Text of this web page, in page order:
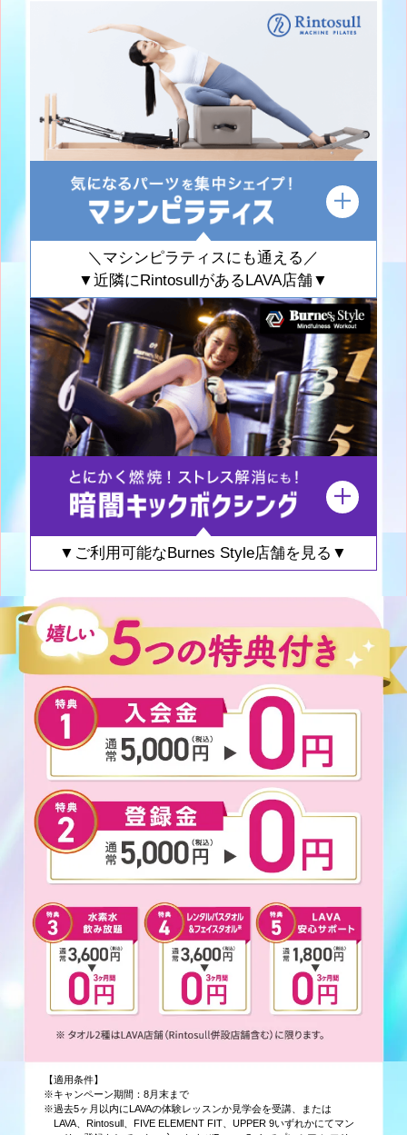
＼マシンピラティスにも通える／
▼近隣にRintosullがあるLAVA店舗▼
▼ご利用可能なBurnes Style店舗を見る▼
【適用条件】
※キャンペーン期間：8月末まで
※過去5ヶ月以内にLAVAの体験レッスンか見学会を受講、または
LAVA、Rintosull、FIVE ELEMENT FIT、UPPER 9いずれかにてマン